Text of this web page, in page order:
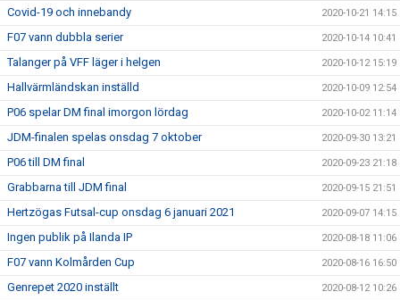
Covid-19 och innebandy 2020-10-21 14:15
F07 vann dubbla serier 2020-10-14 10:41
Talanger på VFF läger i helgen 2020-10-12 15:19
Hallvärmländskan inställd 2020-10-09 12:54
P06 spelar DM final imorgon lördag 2020-10-02 11:14
JDM-finalen spelas onsdag 7 oktober 2020-09-30 13:21
P06 till DM final 2020-09-23 21:18
Grabbarna till JDM final 2020-09-15 21:51
Hertzögas Futsal-cup onsdag 6 januari 2021 2020-09-07 14:15
Ingen publik på Ilanda IP 2020-08-18 11:06
F07 vann Kolmården Cup 2020-08-16 16:50
Genrepet 2020 inställt 2020-08-12 10:26